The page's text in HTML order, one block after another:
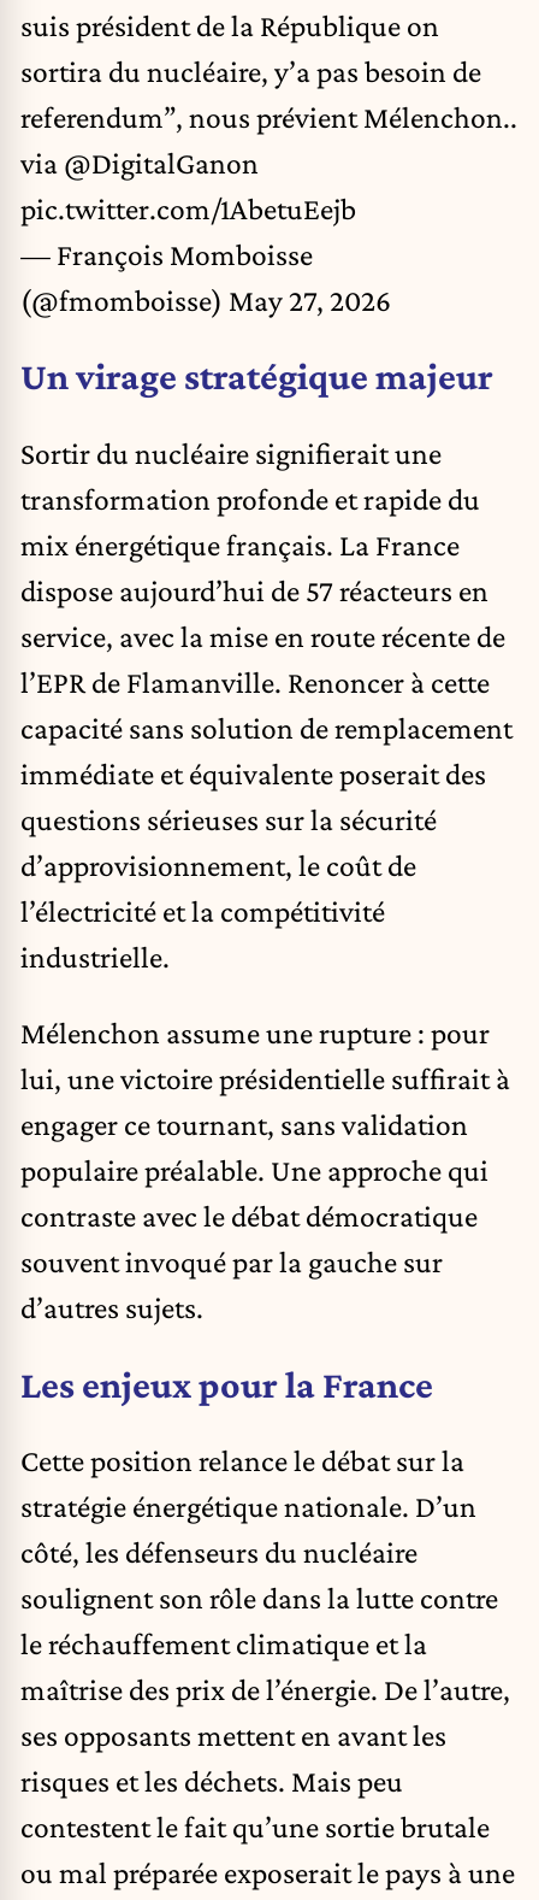
suis président de la République on
sortira du nucléaire, y’a pas besoin de
referendum”, nous prévient Mélenchon..
via @DigitalGanon
pic.twitter.com/1AbetuEejb
— François Momboisse
(@fmomboisse) May 27, 2026
Un virage stratégique majeur
Sortir du nucléaire signifierait une
transformation profonde et rapide du
mix énergétique français. La France
dispose aujourd’hui de 57 réacteurs en
service, avec la mise en route récente de
l’EPR de Flamanville. Renoncer à cette
capacité sans solution de remplacement
immédiate et équivalente poserait des
questions sérieuses sur la sécurité
d’approvisionnement, le coût de
l’électricité et la compétitivité
industrielle.
Mélenchon assume une rupture : pour
lui, une victoire présidentielle suffirait à
engager ce tournant, sans validation
populaire préalable. Une approche qui
contraste avec le débat démocratique
souvent invoqué par la gauche sur
d’autres sujets.
Les enjeux pour la France
Cette position relance le débat sur la
stratégie énergétique nationale. D’un
côté, les défenseurs du nucléaire
soulignent son rôle dans la lutte contre
le réchauffement climatique et la
maîtrise des prix de l’énergie. De l’autre,
ses opposants mettent en avant les
risques et les déchets. Mais peu
contestent le fait qu’une sortie brutale
ou mal préparée exposerait le pays à une